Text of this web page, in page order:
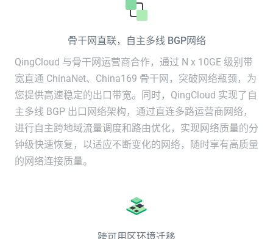
骨干网直联，自主多线 BGP网络
QingCloud 与骨干网运营商合作，通过 N x 10GE 级别带
宽直通 ChinaNet、China169 骨干网，突破网络瓶颈，为
您提供高速稳定的出口带宽。同时，QingCloud 实现了自
主多线 BGP 出口网络架构，通过直连多路运营商网络，
进行自主跨地域流量调度和路由优化，实现网络质量的分
钟级快速恢复，以适应不断变化的网络，随时享有高质量
的网络连接质量。